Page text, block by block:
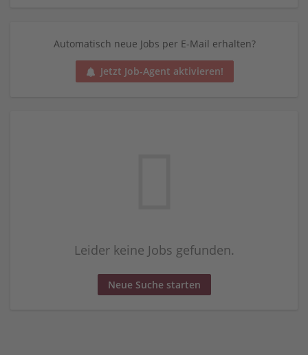
Automatisch neue Jobs per E-Mail erhalten?
Jetzt Job-Agent aktivieren!
Leider keine Jobs gefunden.
Neue Suche starten